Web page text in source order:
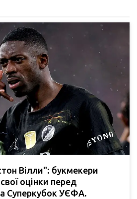
Вілли": букмекери
оцінки перед
Суперкубок УЄФА.